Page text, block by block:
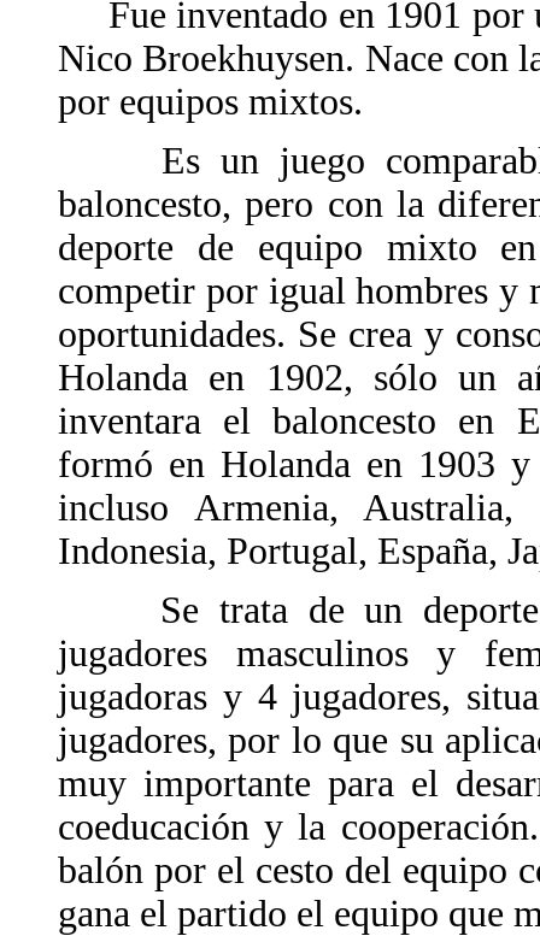
Fue inventado en 1901 por
Nico Broekhuysen. Nace con
por equipos mixtos.
Es un juego
baloncesto, pero con la
deporte de equipo mixto
competir por igual hombres y
oportunidades. Se crea y
Holanda en 1902, sólo un
inventara el baloncesto en
formó en Holanda en 1903
incluso Armenia,
Indonesia, Portugal, España,
Se trata de un deporte
jugadores masculinos y
jugadoras y 4 jugadores,
jugadores, por lo que su
muy importante para el
coeducación y la
balón por el cesto del equipo
gana el partido el equipo que